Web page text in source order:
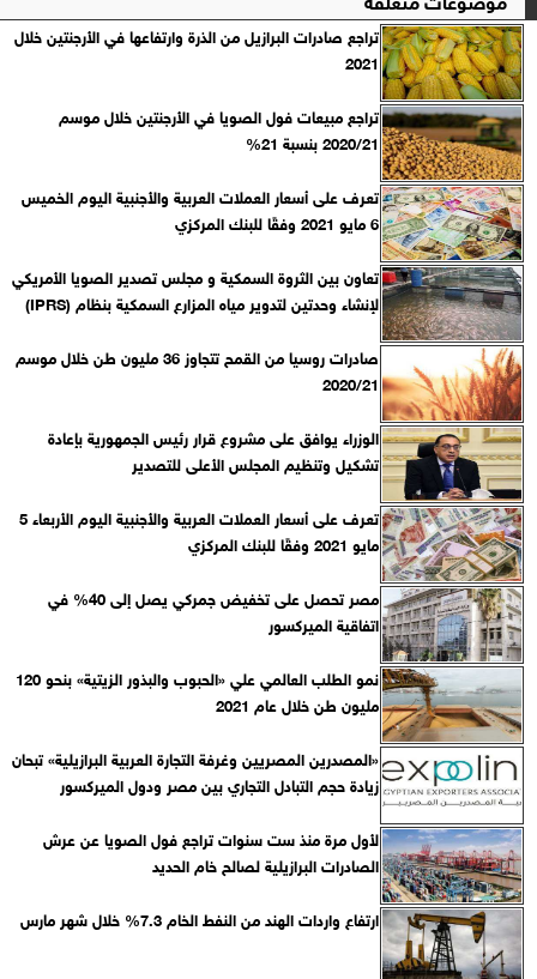
تراجع صادرات البرازيل من الذرة وارتفاعها في الأرجنتين خلال
2021
تراجع مبيعات فول الصويا في الأرجنتين خلال موسم
2020/21 بنسبة 21%
تعرف على أسعار العملات العربية والأجنبية اليوم الخميس
6 مايو 2021 وفقًا للبنك المركزي‎
تعاون بين الثروة السمكية و مجلس تصدير الصويا الأمريكي
لإنشاء وحدتين لتدوير مياه المزارع السمكية بنظام (IPRS)
صادرات روسيا من القمح تتجاوز 36 مليون طن خلال موسم
2020/21
الوزراء يوافق على مشروع قرار رئيس الجمهورية بإعادة
تشكيل وتنظيم المجلس الأعلى للتصدير
تعرف على أسعار العملات العربية والأجنبية اليوم الأربعاء 5
مايو 2021 وفقًا للبنك المركزي‎
مصر تحصل على تخفيض جمركي يصل إلى 40% في
اتفاقية الميركسور
نمو الطلب العالمي علي «الحبوب والبذور الزيتية» بنحو 120
مليون طن خلال عام 2021
«المصدرين المصريين وغرفة التجارة العربية البرازيلية» تبحان
زيادة حجم التبادل التجاري بين مصر ودول الميركسور
لأول مرة منذ ست سنوات تراجع فول الصويا عن عرش
الصادرات البرازيلية لصالح خام الحديد
ارتفاع واردات الهند من النفط الخام 7.3% خلال شهر مارس